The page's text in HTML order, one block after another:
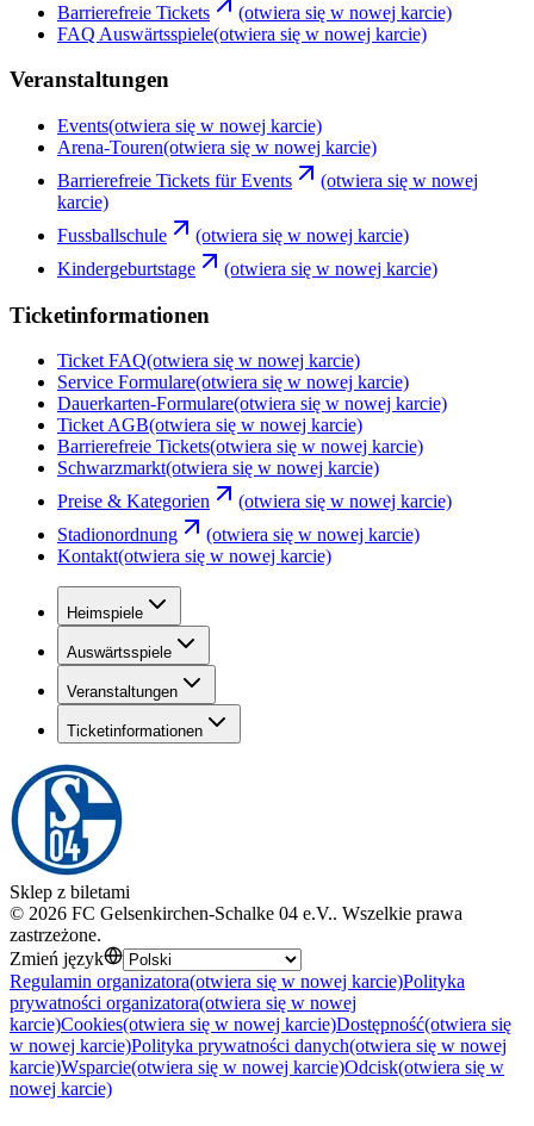
Barrierefreie Tickets
(otwiera się w nowej karcie)
FAQ Auswärtsspiele(otwiera się w nowej karcie)
Veranstaltungen
Events(otwiera się w nowej karcie)
Arena-Touren(otwiera się w nowej karcie)
Barrierefreie Tickets für Events
(otwiera się w nowej
karcie)
Fussballschule
(otwiera się w nowej karcie)
Kindergeburtstage
(otwiera się w nowej karcie)
Ticketinformationen
Ticket FAQ(otwiera się w nowej karcie)
Service Formulare(otwiera się w nowej karcie)
Dauerkarten-Formulare(otwiera się w nowej karcie)
Ticket AGB(otwiera się w nowej karcie)
Barrierefreie Tickets(otwiera się w nowej karcie)
Schwarzmarkt(otwiera się w nowej karcie)
Preise & Kategorien
(otwiera się w nowej karcie)
Stadionordnung
(otwiera się w nowej karcie)
Kontakt(otwiera się w nowej karcie)
Heimspiele
Auswärtsspiele
Veranstaltungen
Ticketinformationen
Sklep z biletami
© 2026 FC Gelsenkirchen-Schalke 04 e.V.. Wszelkie prawa
zastrzeżone.
Zmień język
Regulamin organizatora(otwiera się w nowej karcie)Polityka
prywatności organizatora(otwiera się w nowej
karcie)Cookies(otwiera się w nowej karcie)Dostępność(otwiera się
w nowej karcie)Polityka prywatności danych(otwiera się w nowej
karcie)Wsparcie(otwiera się w nowej karcie)Odcisk(otwiera się w
nowej karcie)